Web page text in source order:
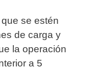
se estén
de carga y
la operación
a 5